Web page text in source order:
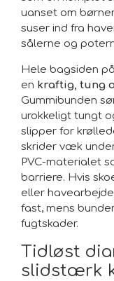
uanset om
suser ind fra
sålerne og
Hele bagsiden
en kraftig, tung
Gummibunden
urokkeligt tungt
slipper for
skrider væk
PVC-materialet
barriere. Hvis
eller
fast, mens
fugtskader.
Tidløst
slidstærk